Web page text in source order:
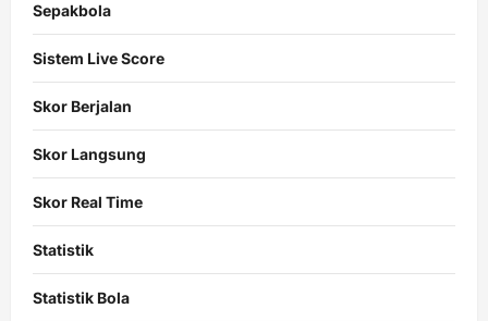
Sepakbola
Sistem Live Score
Skor Berjalan
Skor Langsung
Skor Real Time
Statistik
Statistik Bola